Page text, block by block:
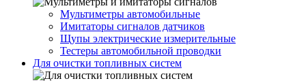
Мультиметры автомобильные
Имитаторы сигналов датчиков
Щупы электрические измерительные
Тестеры автомобильной проводки
Для очистки топливных систем